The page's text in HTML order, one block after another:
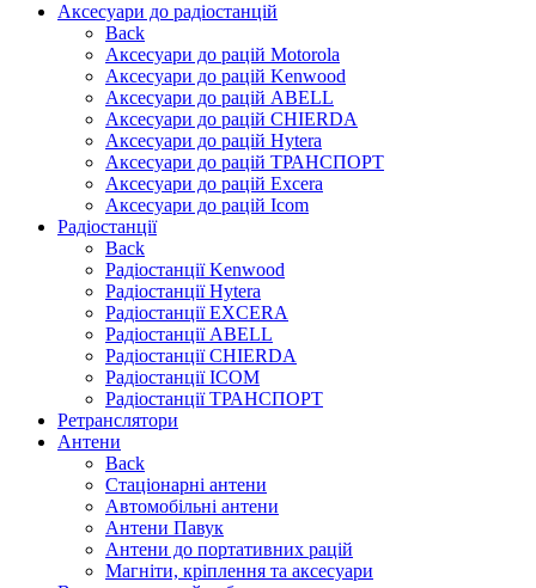
Аксесуари до радіостанцій
Back
Аксесуари до рацій Motorola
Аксесуари до рацій Kenwood
Аксесуари до рацій ABELL
Аксесуари до рацій CHIERDA
Аксесуари до рацій Hytera
Аксесуари до рацій ТРАНСПОРТ
Аксесуари до рацій Excera
Аксесуари до рацій Icom
Радіостанції
Back
Радіостанції Kenwood
Радіостанції Hytera
Радіостанції EXCERA
Радіостанції ABELL
Радіостанції CHIERDA
Радіостанції ICOM
Радіостанції ТРАНСПОРТ
Ретранслятори
Антени
Back
Стаціонарні антени
Автомобільні антени
Антени Павук
Антени до портативних рацій
Магніти, кріплення та аксесуари